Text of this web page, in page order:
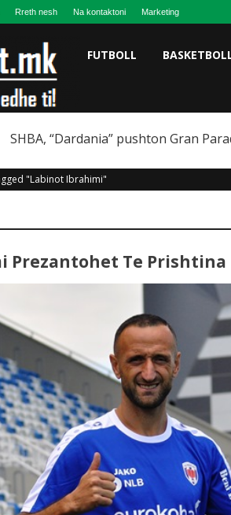
Rreth nesh Na kontaktoni Marketing
FUTBOLL
SHBA, “Dardania” pushton Gran
"Labinot Ibrahimi"
Prezantohet Te Prishtina